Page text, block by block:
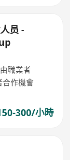
员 -
職業者
作機會
300/小時